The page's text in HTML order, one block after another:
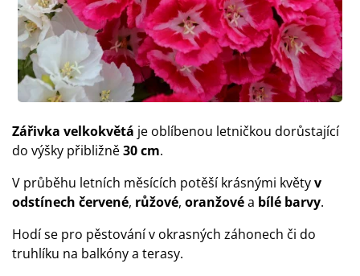
Zářivka velkokvětá je oblíbenou letničkou dorůstající
do výšky přibližně30 cm.
V průběhu letních měsících potěší krásnými květyv
odstínech červené, růžové, oranžovéa bílé barvy.
Hodí se pro pěstování v okrasných záhonech či do
truhlíku na balkóny a terasy.